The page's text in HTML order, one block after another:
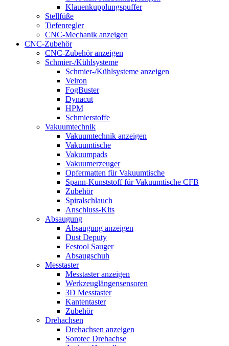
Klauenkupplungspuffer
Stellfüße
Tiefenregler
CNC-Mechanik anzeigen
CNC-Zubehör
CNC-Zubehör anzeigen
Schmier-/Kühlsysteme
Schmier-/Kühlsysteme anzeigen
Velron
FogBuster
Dynacut
HPM
Schmierstoffe
Vakuumtechnik
Vakuumtechnik anzeigen
Vakuumtische
Vakuumpads
Vakuumerzeuger
Opfermatten für Vakuumtische
Spann-Kunststoff für Vakuumtische CFB
Zubehör
Spiralschlauch
Anschluss-Kits
Absaugung
Absaugung anzeigen
Dust Deputy
Festool Sauger
Absaugschuh
Messtaster
Messtaster anzeigen
Werkzeuglängensensoren
3D Messtaster
Kantentaster
Zubehör
Drehachsen
Drehachsen anzeigen
Sorotec Drehachse